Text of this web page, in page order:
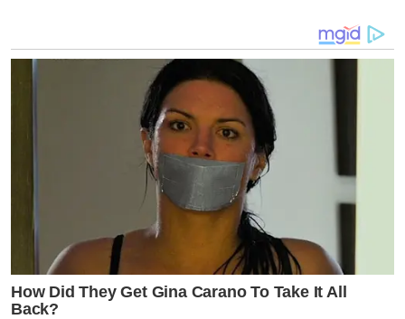
ชัดเจนว่าเขาพร้อมจะเป็นพ่อแล้ว
ด่วน! “เวียร์ ศุกลวัฒน์“ เผยฤกษ์แต่งงาน ลั่น! พร้อมเป็น
สามี พร้อมมีลูกแล้ว
สยบทุกดราม่า แม่เวียร์ คอมเมนต์แบบนี้ ถึงเวียร์วิกกี้ อ่าน
แล้วรู้สึกอบอุ่น
by TVPOOL ONLINE
How Did They Get Gina Carano To Take It All
Back?